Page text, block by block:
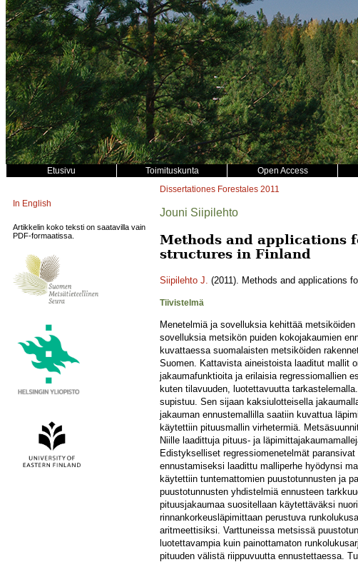
Etusivu Toimituskunta Open Access
In English
Artikkelin koko teksti on saatavilla vain
PDF-formaatissa.
Dissertationes Forestales 2011
Jouni Siipilehto
Methods and applications
structures in Finland
Siipilehto J. (2011). Methods and applications
Tiivistelmä
Menetelmiä ja sovelluksia kehittää
sovelluksia metsikön puiden kokojakaumien
kuvattaessa suomalaisten metsiköiden
Suomen. Kattavista aineistoista laaditut mallit
jakaumafunktioita ja erilaisia regressiomallien
kuten tilavuuden, luotettavuutta
supistuu. Sen sijaan kaksiulotteisella
jakauman ennustemallilla saatiin kuvattua
käytettiin pituusmallin virhetermiä.
Niille laadittuja pituus- ja
Edistykselliset regressiomenetelmät
ennustamiseksi laadittu malliperhe hyödynsi
käytettiin tuntemattomien puustotunnusten ja
puustotunnusten yhdistelmiä ennusteen
pituusjakaumaa suositellaan käytettäväksi
rinnankorkeusläpimittaan perustuva
aritmeettisiksi. Varttuneissa metsissä
luotettavampia kuin painottamaton
pituuden välistä riippuvuutta ennustettaessa.